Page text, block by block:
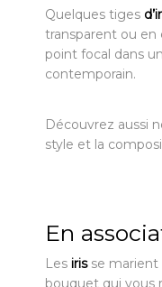
Quelques tiges
transparent ou
point focal dans
contemporain.
Découvrez aussi
style et la
En
Les irisse marient
bouquet qui vous